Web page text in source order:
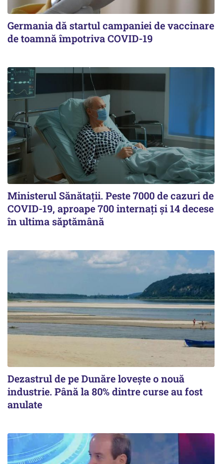
Germania dă startul campaniei de vaccinare
de toamnă împotriva COVID-19
Ministerul Sănătații. Peste 7000 de cazuri de
COVID-19, aproape 700 internați și 14 decese
în ultima săptămână
Dezastrul de pe Dunăre lovește o nouă
industrie. Până la 80% dintre curse au fost
anulate